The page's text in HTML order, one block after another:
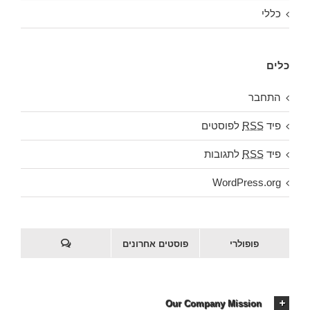
כללי
כלים
התחבר
פיד RSS לפוסטים
פיד RSS לתגובות
WordPress.org
פופולרי פוסטים אחרונים
Our Company Mission